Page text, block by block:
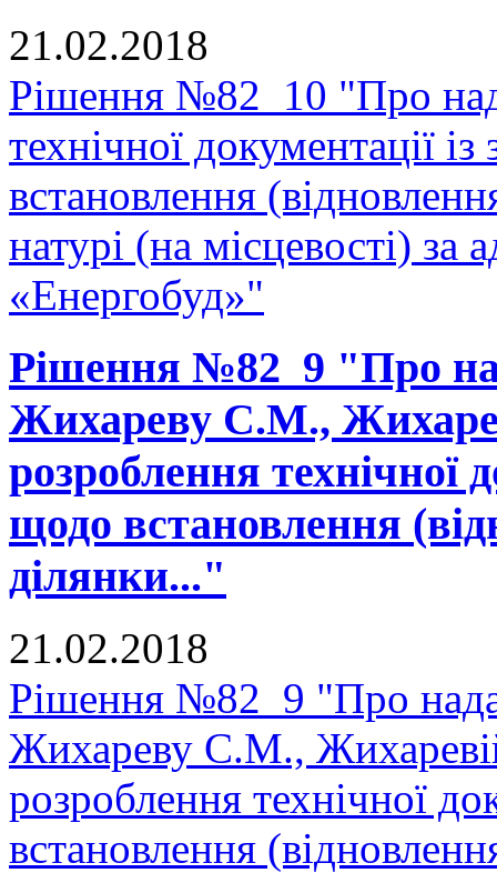
21.02.2018
Рішення №82_10 "Про
технічної документації
встановлення
натурі (на місцевості)
«Енергобуд»"
Рішення №82_9 "Про
Жихареву С.М.,
розроблення технічної
щодо встановлення
ділянки..."
21.02.2018
Рішення №82_9 "Про
Жихареву С.М.,
розроблення технічної
встановлення